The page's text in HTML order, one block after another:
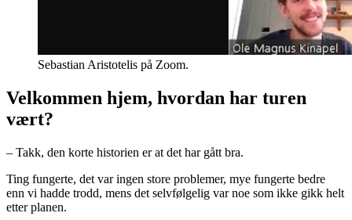
Sebastian Aristotelis på Zoom.
Velkommen hjem, hvordan har turen
vært?
– Takk, den korte historien er at det har gått bra.
Ting fungerte, det var ingen store problemer, mye fungerte bedre
enn vi hadde trodd, mens det selvfølgelig var noe som ikke gikk helt
etter planen.